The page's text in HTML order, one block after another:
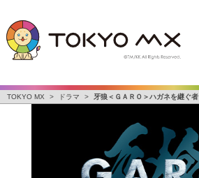
TOKYO MX > ドラマ > 牙狼＜ＧＡＲＯ＞ハガネを継ぐ者